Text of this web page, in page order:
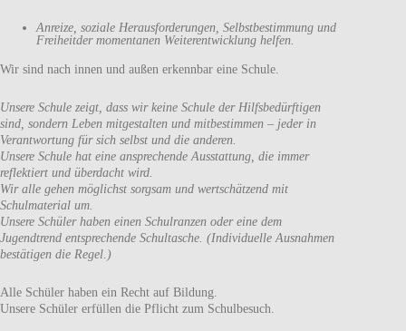
Anreize, soziale Herausforderungen, Selbstbestimmung und
Freiheitder momentanen Weiterentwicklung helfen.
Wir sind nach innen und außen erkennbar eine Schule.
Unsere Schule zeigt, dass wir keine Schule der Hilfsbedürftigen
sind, sondern Leben mitgestalten und mitbestimmen – jeder in
Verantwortung für sich selbst und die anderen.
Unsere Schule hat eine ansprechende Ausstattung, die immer
reflektiert und überdacht wird.
Wir alle gehen möglichst sorgsam und wertschätzend mit
Schulmaterial um.
Unsere Schüler haben einen Schulranzen oder eine dem
Jugendtrend entsprechende Schultasche. (Individuelle Ausnahmen
bestätigen die Regel.)
Alle Schüler haben ein Recht auf Bildung.
Unsere Schüler erfüllen die Pflicht zum Schulbesuch.